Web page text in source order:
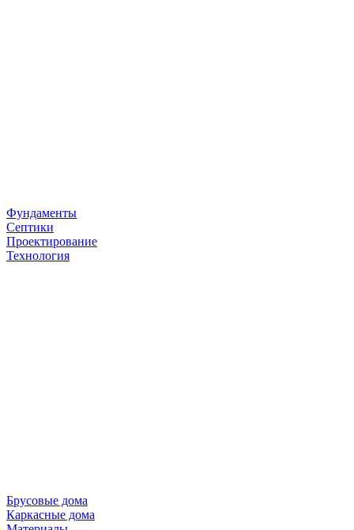
Фундаменты
Септики
Проектирование
Технология
Брусовые дома
Каркасные дома